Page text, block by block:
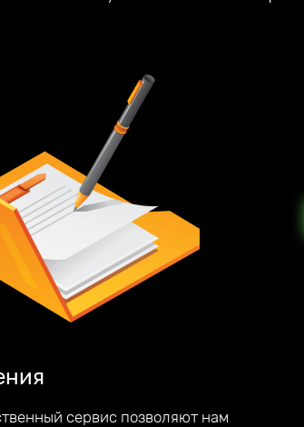
сервис позволяют нам